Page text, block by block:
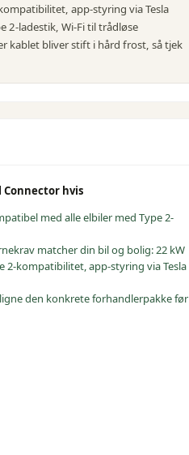
app-styring via Tesla
2-ladestik, Wi-Fi til trådløse
kablet bliver stift i hård frost, så tjek
Connector hvis
med alle elbiler med Type 2-
matcher din bil og bolig: 22 kW
2-kompatibilitet, app-styring via Tesla
den konkrete forhandlerpakke før